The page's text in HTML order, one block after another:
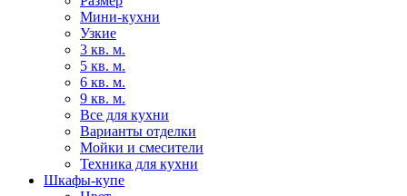
Мини-кухни
Узкие
3 кв. м.
5 кв. м.
6 кв. м.
9 кв. м.
Все для кухни
Варианты отделки
Мойки и смесители
Техника для кухни
Шкафы-купе